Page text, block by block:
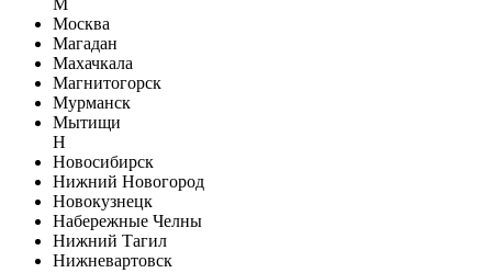
Москва
Магадан
Махачкала
Магнитогорск
Мурманск
Мытищи
Н
Новосибирск
Нижний Новогород
Новокузнецк
Набережные Челны
Нижний Тагил
Нижневартовск